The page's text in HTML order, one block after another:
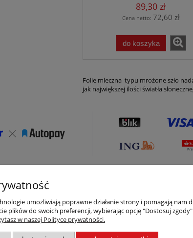
89,30 zł
Cena netto: 72,60 zł
do koszyka
Folie mleczna typu mrożone szło
jak największej ilości światła
Moje konto
Twoje zamówienia
Ustawienia konta
umożliwiają poprawne działanie strony i pomagają
plików do swoich preferencji, wybierając opcję "Dostosuj
w naszej Polityce prywatności.